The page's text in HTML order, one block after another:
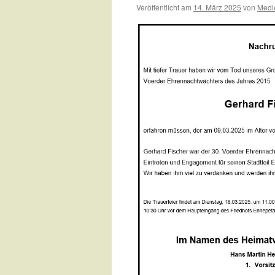
Veröffentlicht am 14. März 2025 von